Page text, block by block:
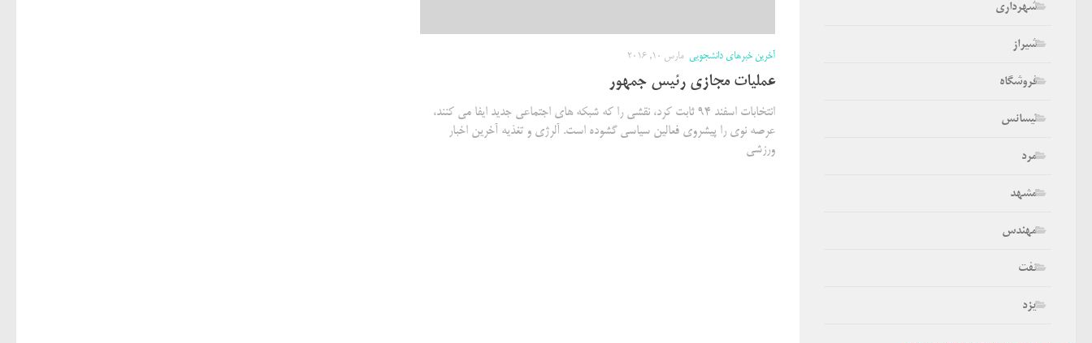
آخرین خبرهای دانشجویی مارس 10, 2016
عملیات مجازی رئیس جمهور
انتخابات اسفند ۹۴ ثابت کرد، نقشی را که شبکه های اجتماعی جدید ایفا می کنند،
عرصه نوی را پیشروی فعالین سیاسی گشوده است. آلرژی و تغذیه آخرین اخبار
ورزشی
شهرداری
شیراز
فروشگاه
لیسانس
مرد
مشهد
مهندس
نفت
یزد